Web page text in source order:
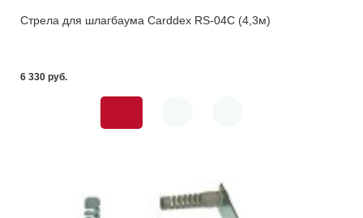
Стрела для шлагбаума Carddex RS-04C (4,3м)
6 330 pуб.